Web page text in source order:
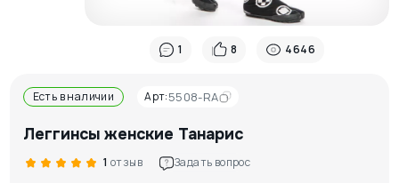
1 8 4646
Есть в наличии Арт:5508-RA
Леггинсы женские Танарис
1 отзыв Задать вопрос